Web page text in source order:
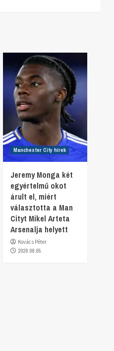
Manchester City hírek
Jeremy Monga két
egyértelmű okot
árult el, miért
választotta a Man
Cityt Mikel Arteta
Arsenalja helyett
Kovács Péter
2026.08.05.